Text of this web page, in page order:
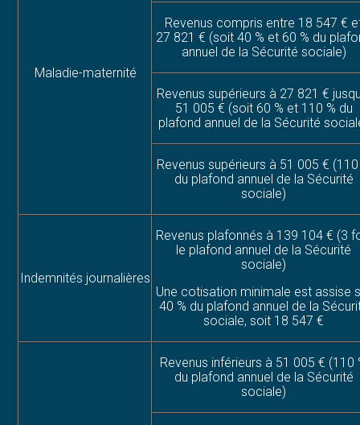
Maladie-maternité
Revenus compris entre 18 547 €
27 821 € (soit 40 % et 60 % du
annuel de la Sécurité sociale)
Revenus supérieurs à 27 821 €
51 005 € (soit 60 % et 110 % du
plafond annuel de la Sécurité
Revenus supérieurs à 51 005 € (110
du plafond annuel de la Sécurité
sociale)
Indemnités journalières
Revenus plafonnés à 139 104 € (3
le plafond annuel de la Sécurité
sociale)
Une cotisation minimale est assise
40 % du plafond annuel de la
sociale, soit 18 547 €
Revenus inférieurs à 51 005 € (110
du plafond annuel de la Sécurité
sociale)